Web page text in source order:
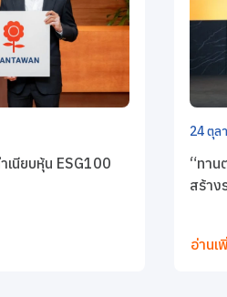
เนียบหุ้น ESG100
24 ตุล
“ทาน
สร้าง
อ่านเ